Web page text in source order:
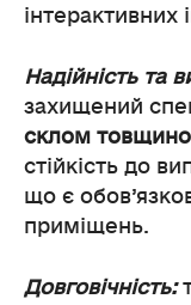
інтерактивних
Надійність та
захищений
склом
стійкість до
що є
приміщень.
Довговічність: